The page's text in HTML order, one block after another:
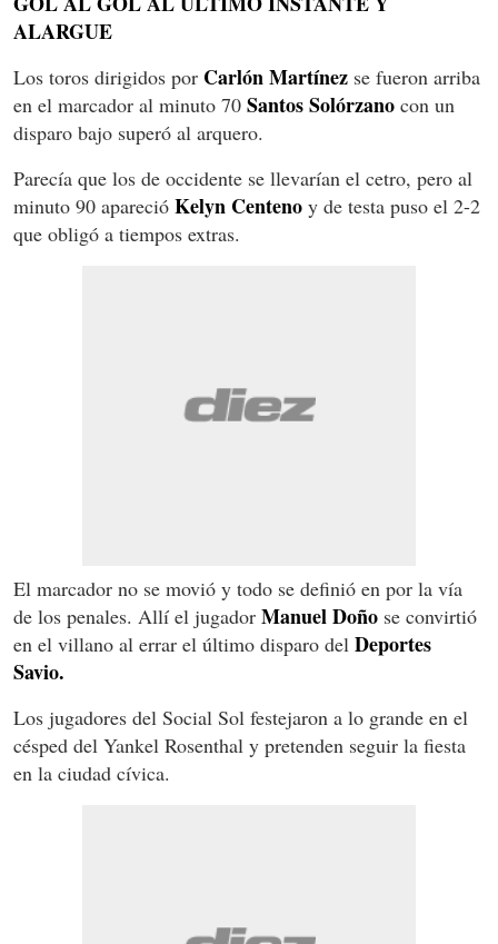
ALARGUE
Los toros dirigidos por Carlón Martínez se fueron arriba
en el marcador al minuto 70 Santos Solórzano con un
disparo bajo superó al arquero.
Parecía que los de occidente se llevarían el cetro, pero al
minuto 90 apareció Kelyn Centeno y de testa puso el 2-2
que obligó a tiempos extras.
El marcador no se movió y todo se definió en por la vía
de los penales. Allí el jugador Manuel Doño se convirtió
en el villano al errar el último disparo del Deportes
Savio.
Los jugadores del Social Sol festejaron a lo grande en el
césped del Yankel Rosenthal y pretenden seguir la fiesta
en la ciudad cívica.